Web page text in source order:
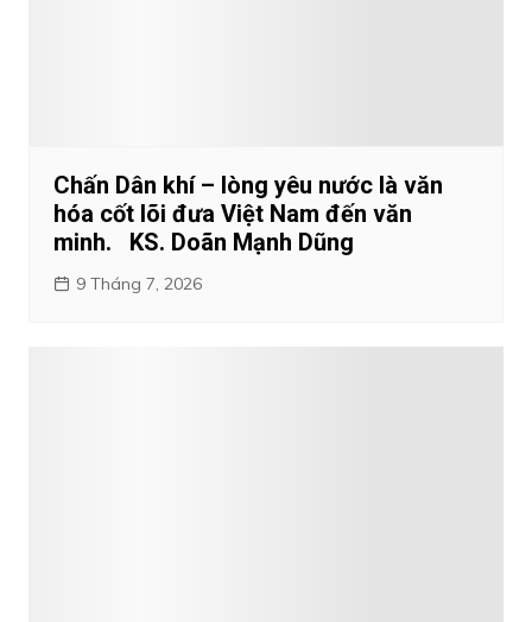
Chấn Dân khí – lòng yêu nước là văn
hóa cốt lõi đưa Việt Nam đến văn
minh. KS. Doãn Mạnh Dũng
9 Tháng 7, 2026